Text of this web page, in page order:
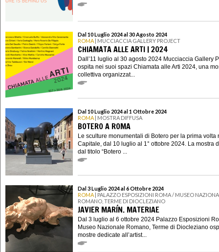
Dal 10 Luglio 2024 al 30 Agosto 2024
ROMA | MUCCIACCIA GALLERY PROJECT
CHIAMATA ALLE ARTI | 2024
Dall’11 luglio al 30 agosto 2024 Mucciaccia Gallery
ospita nei suoi spazi Chiamata alle Arti 2024, una
collettiva organizzat...
Dal 10 Luglio 2024 al 1 Ottobre 2024
ROMA | MOSTRA DIFFUSA
BOTERO A ROMA
Le sculture monumentali di Botero per la prima volta
Capitale, dal 10 luglio al 1° ottobre 2024. La mostra
dal titolo “Botero ...
Dal 3 Luglio 2024 al 6 Ottobre 2024
ROMA | PALAZZO ESPOSIZIONI ROMA / MUSEO
ROMANO, TERME DI DIOCLEZIANO
JAVIER MARÍN. MATERIAE
Dal 3 luglio al 6 ottobre 2024 Palazzo Esposizioni
Museo Nazionale Romano, Terme di Diocleziano
mostre dedicate all’artist...